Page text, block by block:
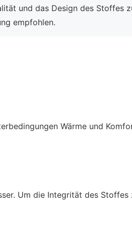
und das Design des Stoffes
empfohlen.
Wärme und
Um die Integrität des